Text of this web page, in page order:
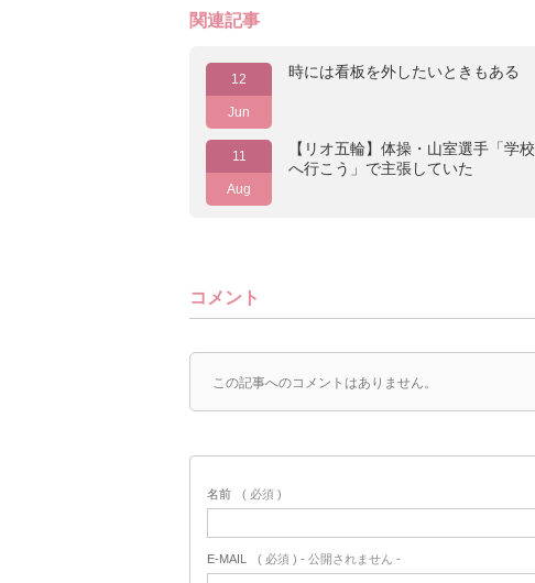
関連記事
12
Jun
時には看板を外したいときもある
11
Aug
【リオ五輪】体操・山室選手「学校
へ行こう」で主張していた
コメント
この記事へのコメントはありません。
名前 ( 必須 )
E-MAIL ( 必須 ) - 公開されません -